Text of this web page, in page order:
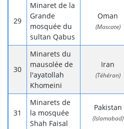
Minaret de la
Grande
mosquée du
sultan Qabus
Oman
(Mascate)
Minarets du
mausolée de
l'ayatollah
Khomeini
Iran
(Téhéran)
Minarets de
la mosquée
Shah Faisal
Pakistan
(Islamabad)